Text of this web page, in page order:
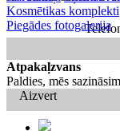
Atpakaļzvans
Paldies, mēs
Aizvert
Kosmētikas komplekti
Piegādes fotogalerija